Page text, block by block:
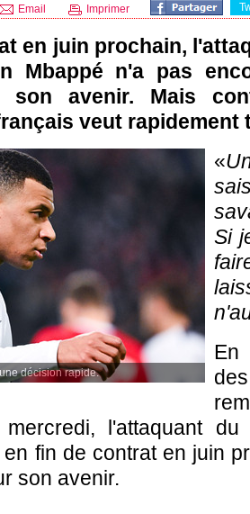
Email Imprimer
en juin prochain,
Mbappé n'a pas
son avenir. Mais
veut rapidement
décision rapide.
«
Si
En
l'attaquant du
fin de contrat en juin
son avenir.